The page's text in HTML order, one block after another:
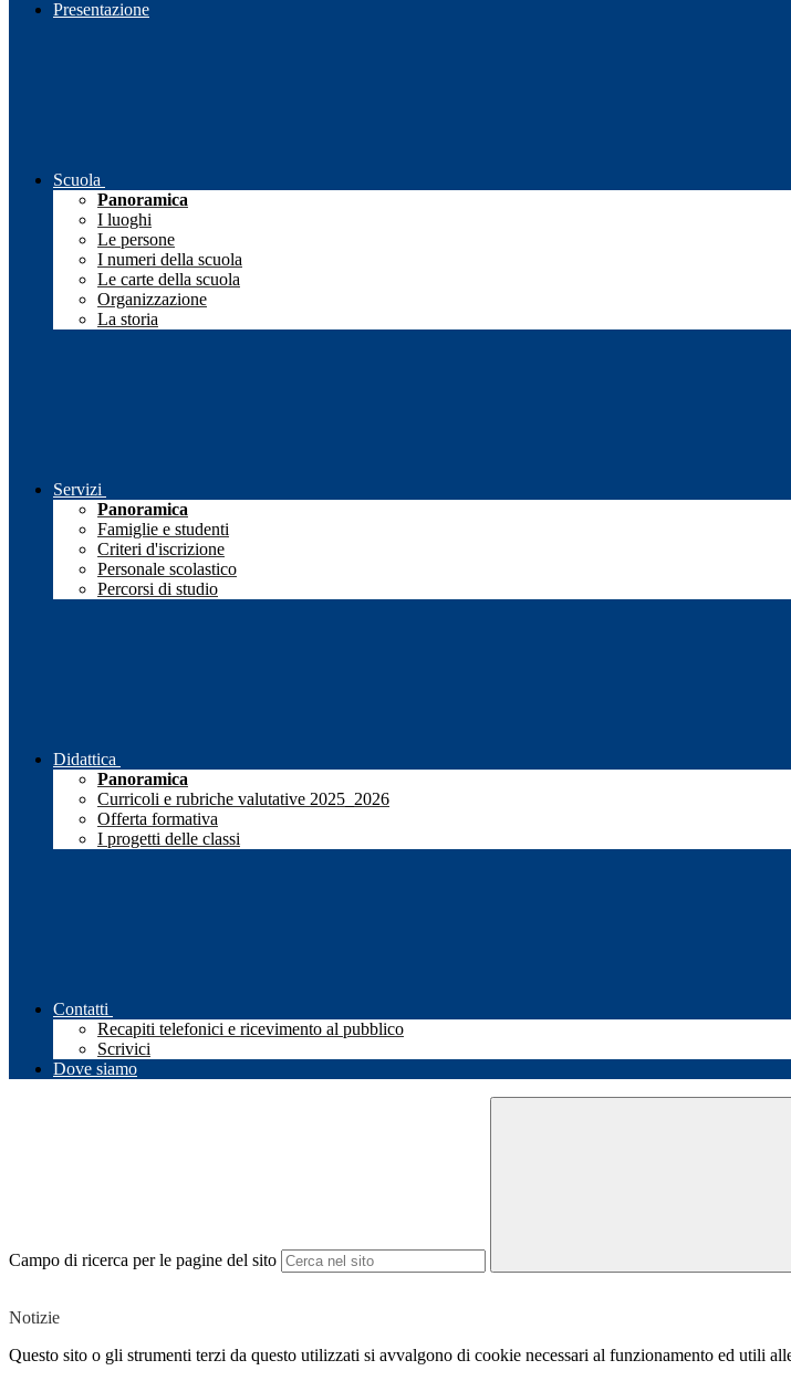
Presentazione
Scuola
Panoramica
I luoghi
Le persone
I numeri della scuola
Le carte della scuola
Organizzazione
La storia
Servizi
Panoramica
Famiglie e studenti
Criteri d'iscrizione
Personale scolastico
Percorsi di studio
Didattica
Panoramica
Curricoli e rubriche valutative 2025_2026
Offerta formativa
I progetti delle classi
Contatti
Recapiti telefonici e ricevimento al pubblico
Scrivici
Dove siamo
Campo di ricerca per le pagine del sito
Notizie
Questo sito o gli strumenti terzi da questo utilizzati si avvalgono di cookie necessari al funzionamento ed utili